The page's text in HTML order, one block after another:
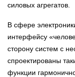
силовых агрегатов.
В сфере
интерфейсу
сторону систем с
спроектированы
функции